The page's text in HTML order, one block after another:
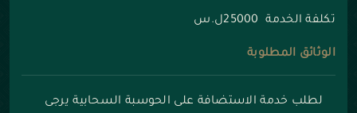
تكلفة الخدمة 25000ل.س
الوثائق المطلوبة
لطلب خدمة الاستضافة على الحوسبة السحابية يرجى